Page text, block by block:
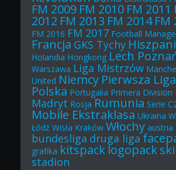
FM 2009 FM 2010 FM 2011
2012 FM 2013 FM 2014 FM
FM 2016 FM 2017 Football
Francja GKS Tychy
Holandia Hongkong Lech
Warszawa Liga Mistrzów
United Niemcy Pierwsza Liga
Polska Portugalia Primera Division
Madryt Rosja Rumunia Serie
Mobile Ekstraklasa Ukraina
Łódź Wisła Kraków Włochy austria
bundesliga druga liga
grafika kitspacklogopack
stadion